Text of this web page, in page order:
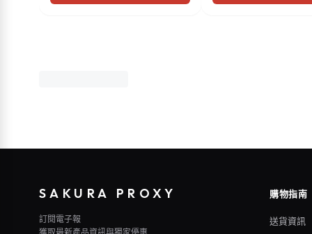
SAKURA PROXY
訂閱電子報
購物指南
送貨資訊